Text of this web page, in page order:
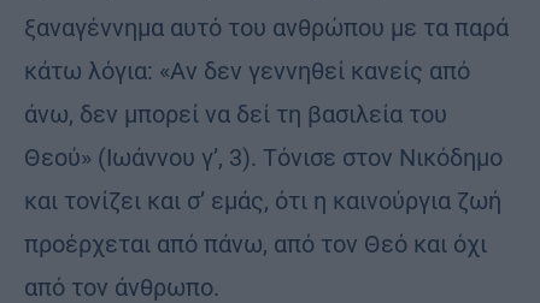
ξαναγέννημα αυτό του ανθρώπου με τα παρά
κάτω λόγια: «Αν δεν γεννηθεί κανείς από
άνω, δεν μπορεί να δεί τη βασιλεία του
Θεού» (Ιωάννου γ’, 3). Τόνισε στον Νικόδηµο
και τονίζει και σ’ εμάς, ότι η καινούργια ζωή
προέρχεται από πάνω, από τον Θεό και όχι
από τον άνθρωπο.